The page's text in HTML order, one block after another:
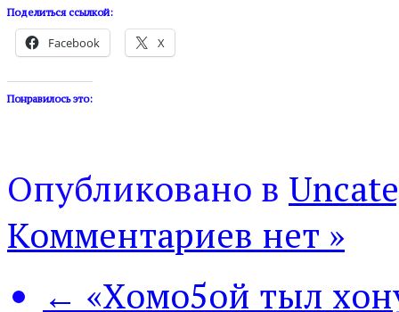
Поделиться ссылкой:
Facebook X
Понравилось это:
Опубликовано в
Комментариев нет »
← «Хомо5ой тыл